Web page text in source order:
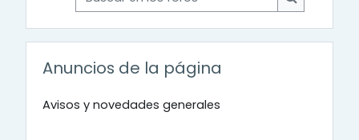
Buscar en
Anuncios de la página
Avisos y novedades generales